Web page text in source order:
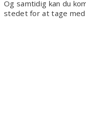
Og samtidig kan du
stedet for at tage med